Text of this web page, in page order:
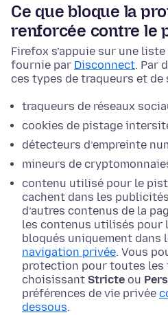
Ce que bloque la
renforcée contre le
Firefox s’appuie sur une
fournie par Disconnect. Par
ces types de traqueurs et de
traqueurs de réseaux
cookies de pistage
détecteurs d’empreinte
mineurs de
contenu utilisé pour le
cachent dans les
d’autres contenus de la
les contenus utilisés pour
bloqués uniquement dans
navigation privée. Vous
protection pour toutes les
choisissant Stricte ou
préférences de vie privée
dessous.